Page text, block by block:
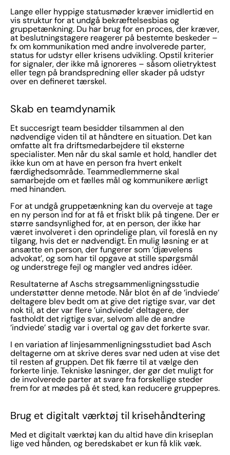
Lange eller hyppige statusmøder kræver imidlertid en
vis struktur for at undgå bekræftelsesbias og
gruppetænkning. Du har brug for en proces, der kræver,
at beslutningstagere reagerer på bestemte beskeder –
fx om kommunikation med andre involverede parter,
status for udstyr eller krisens udvikling. Opstil kriterier
for signaler, der ikke må ignoreres – såsom olietryktest
eller tegn på brandspredning eller skader på udstyr
over en defineret tærskel.
Skab en teamdynamik
Et succesrigt team besidder tilsammen al den
nødvendige viden til at håndtere en situation. Det kan
omfatte alt fra driftsmedarbejdere til eksterne
specialister. Men når du skal samle et hold, handler det
ikke kun om at have en person fra hvert enkelt
færdighedsområde. Teammedlemmerne skal
samarbejde om et fælles mål og kommunikere ærligt
med hinanden.
For at undgå gruppetænkning kan du overveje at tage
en ny person ind for at få et friskt blik på tingene. Der er
større sandsynlighed for, at en person, der ikke har
været involveret i den oprindelige plan, vil foreslå en ny
tilgang, hvis det er nødvendigt. En mulig løsning er at
ansætte en person, der fungerer som ‘djævelens
advokat’, og som har til opgave at stille spørgsmål
og understrege fejl og mangler ved andres idéer.
Resultaterne af Aschs stregsammenligningsstudie
understøtter denne metode. Når blot én af de ’indviede’
deltagere blev bedt om at give det rigtige svar, var det
nok til, at der var flere ’uindviede’ deltagere, der
fastholdt det rigtige svar, selvom alle de andre
’indviede’ stadig var i overtal og gav det forkerte svar.
I en variation af linjesammenligningsstudiet bad Asch
deltagerne om at skrive deres svar ned uden at vise det
til resten af gruppen. Det fik færre til at vælge den
forkerte linje. Tekniske løsninger, der gør det muligt for
de involverede parter at svare fra forskellige steder
frem for at mødes på ét sted, kan reducere gruppepres.
Brug et digitalt værktøj til krisehåndtering
Med et digitalt værktøj kan du altid have din kriseplan
lige ved hånden, og beredskabet er kun få klik væk.